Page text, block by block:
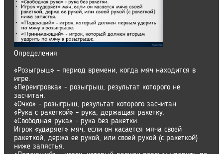
Определения
«Розыгрыш» - период времени, когда мяч находится в
игре.
«Переигровка» - розыгрыш, результат которого не
засчитан.
«Очко» - розыгрыш, результат которого засчитан.
«Рука с ракеткой» - рука, держащая ракетку.
«Свободная рука» - рука без ракетки.
Игрок «ударяет» мяч, если он касается мяча своей
ракеткой, держа ее рукой, или своей рукой (с ракеткой)
ниже запястья.